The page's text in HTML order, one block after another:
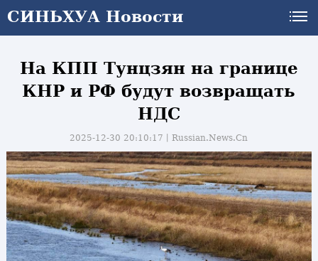
СИНЬХУА Новости
СИНЬХУА Новости
На КПП Тунцзян на границе
КНР и РФ будут возвращать
НДС
2025-12-30 20:10:17丨Russian.News.Cn